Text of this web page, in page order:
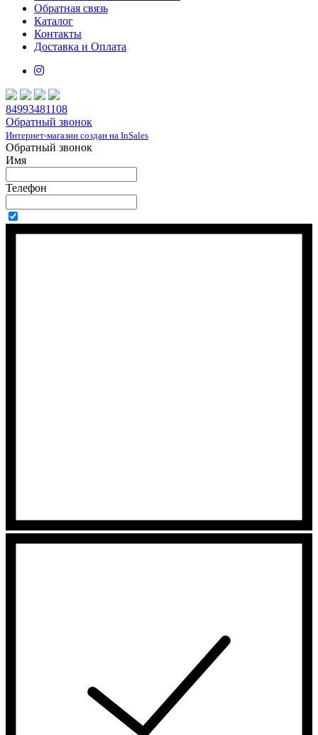
Обратная связь
Каталог
Контакты
Доставка и Оплата
84993481108
Обратный звонок
Интернет-магазин создан на InSales
Обратный звонок
Имя
Телефон